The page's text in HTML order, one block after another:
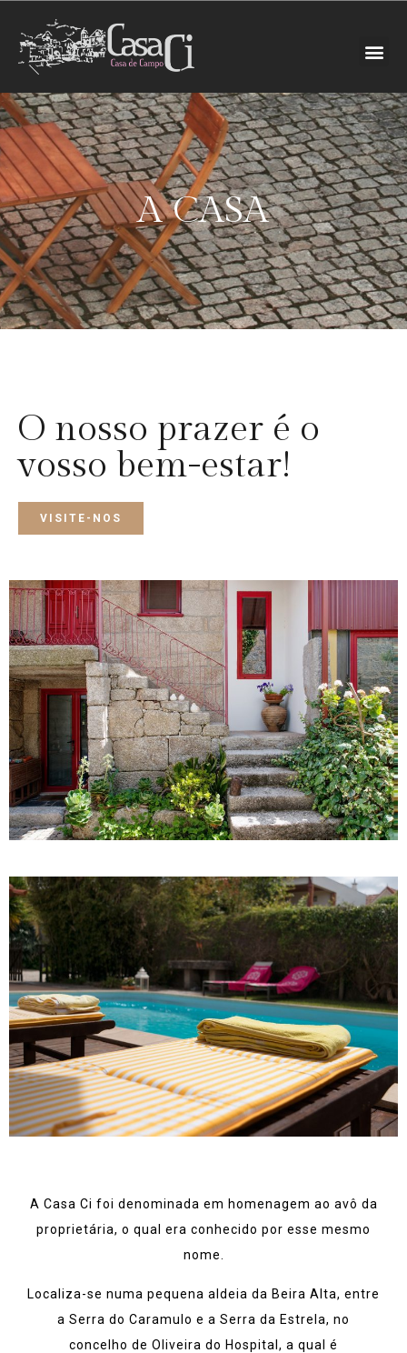
A CASA
O nosso prazer é o
vosso bem-estar!
VISITE-NOS
A Casa Ci foi denominada em homenagem ao avô da
proprietária, o qual era conhecido por esse mesmo
nome.
Localiza-se numa pequena aldeia da Beira Alta, entre
a Serra do Caramulo e a Serra da Estrela, no
concelho de Oliveira do Hospital, a qual é